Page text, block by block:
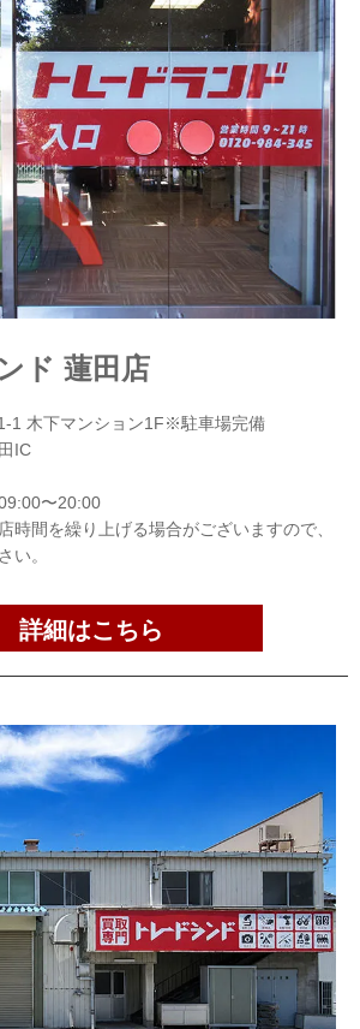
ド 蓮田店
1 木下マンション1F※駐車場完備
IC
〜20:00
時間を繰り上げる場合がございますので、
い。
詳細はこちら